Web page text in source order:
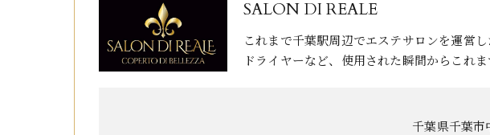
SALON DI REALE
これまで千葉駅周辺でエステサロンを運営
ドライヤーなど、使用された瞬間からこれ
千葉県千葉